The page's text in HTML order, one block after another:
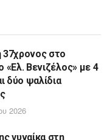
στο
«Ελ. Βενιζέλος» με 4
δύο ψαλίδια
2026
γυναίκα στη